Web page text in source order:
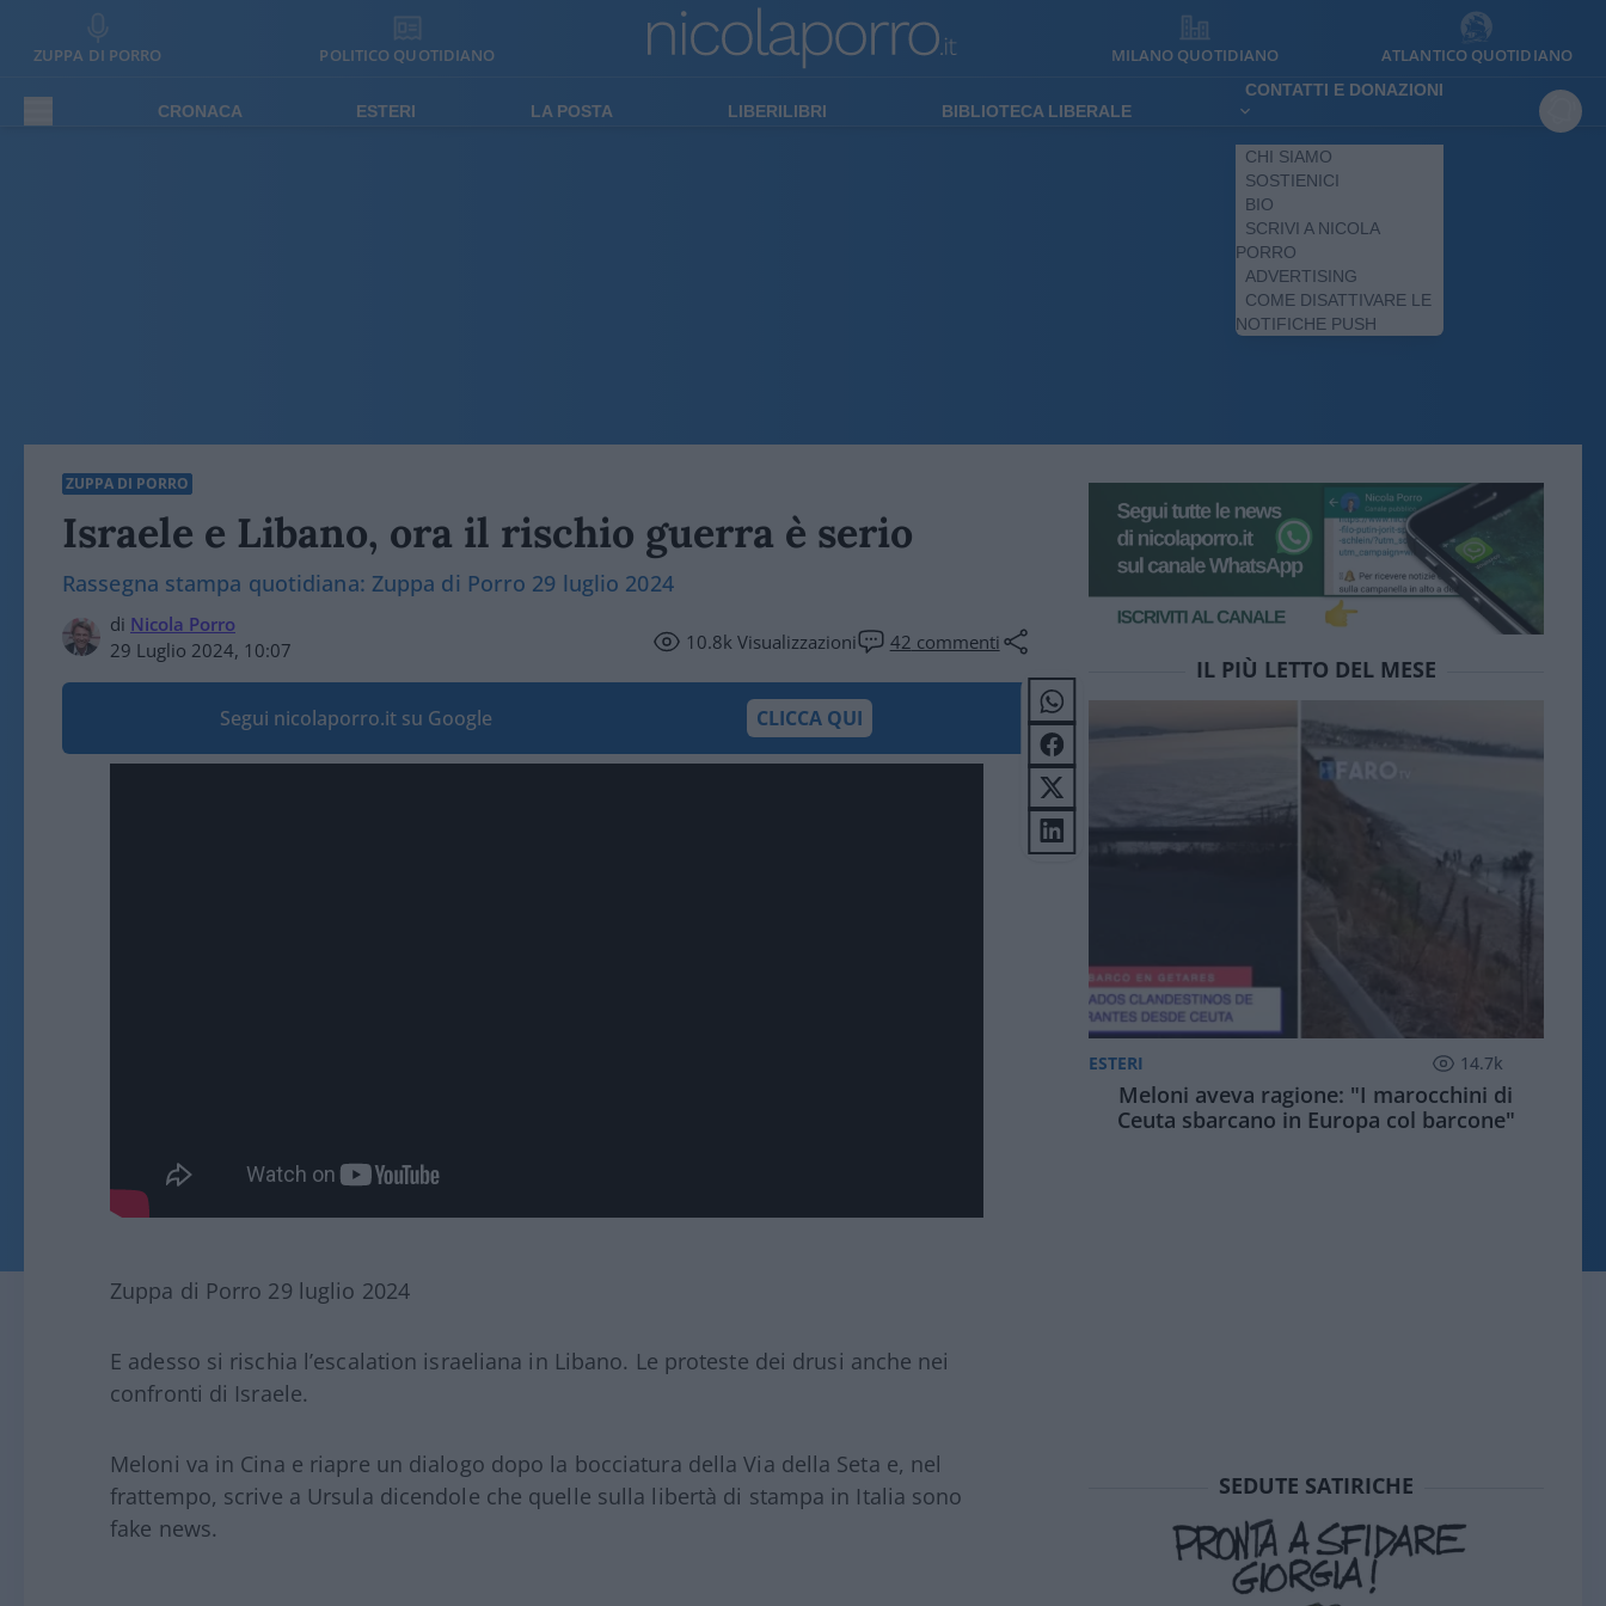
ZUPPA DI PORRO POLITICO QUOTIDIANO MILANO QUOTIDIANO ATLANTICO QUOTIDIANO
CRONACA ESTERI LA POSTA LIBERILIBRI BIBLIOTECA LIBERALE
CONTATTI E DONAZIONI
CHI SIAMO
SOSTIENICI
BIO
SCRIVI A NICOLA
PORRO
ADVERTISING
COME DISATTIVARE LE
NOTIFICHE PUSH
ZUPPA DI PORRO
Israele e Libano, ora il rischio guerra è serio
Rassegna stampa quotidiana: Zuppa di Porro 29 luglio 2024
di Nicola Porro
29 Luglio 2024, 10:07
10.8kVisualizzazioni 42 commenti
Segui nicolaporro.it su Google CLICCA QUI
Zuppa di Porro 29 luglio 2024
E adesso si rischia l’escalation israeliana in Libano. Le proteste dei drusi anche nei
confronti di Israele.
Meloni va in Cina e riapre un dialogo dopo la bocciatura della Via della Seta e, nel
frattempo, scrive a Ursula dicendole che quelle sulla libertà di stampa in Italia sono
fake news.
IL PIÙ LETTO DEL MESE
ESTERI 14.7k
Meloni aveva ragione: "I marocchini di
Ceuta sbarcano in Europa col barcone"
SEDUTE SATIRICHE